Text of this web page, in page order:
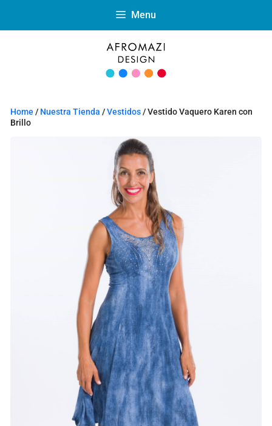
Menu
Home / Nuestra Tienda /Vestidos/ Vestido Vaquero Karen con
Brillo